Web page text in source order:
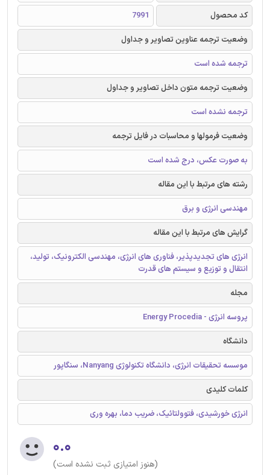
کد محصول
7991
وضعیت ترجمه عناوین تصاویر و جداول
ترجمه شده است
وضعیت ترجمه متون داخل تصاویر و جداول
ترجمه نشده است
وضعیت فرمولها و محاسبات در فایل ترجمه
به صورت عکس، درج شده است
رشته های مرتبط با این مقاله
مهندسی انرژی و برق
گرایش های مرتبط با این مقاله
انرژی های تجدیدپذیر، فناوری های انرژی، مهندسی الکترونیک، تولید،
انتقال و توزیع و سیستم های قدرت
مجله
پروسه انرژی - Energy Procedia
دانشگاه
موسسه تحقیقات انرژی، دانشگاه تکنولوژی Nanyang، سنگاپور
کلمات کلیدی
انرژی خورشیدی، فتوولتائیک، ضریب دما، بهره وری
۰.۰
(هنوز امتیازی ثبت نشده است)